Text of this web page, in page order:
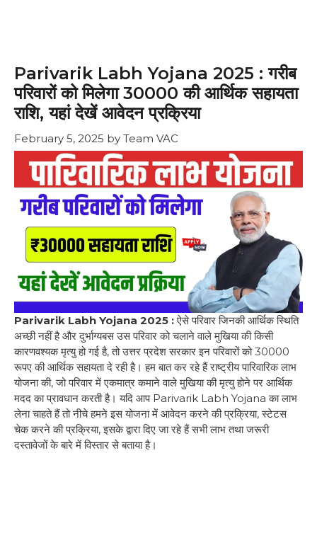
Parivarik Labh Yojana 2025 : गरीब
परिवारों को मिलेगा ₹30000 की आर्थिक सहायता
राशि, यहां देखें आवेदन प्रक्रिया
February 5, 2025 by Team VAC
Parivarik Labh Yojana 2025 :ऐसे परिवार जिनकी आर्थिक स्थिति
अच्छी नहीं है और दुर्भाग्यबस उस परिवार को चलाने वाले मुखिया की किसी
कारणवश्यक मृत्यु हो गई है, तो उत्तर प्रदेश सरकार इन परिवारों को 30000
रूपए की आर्थिक सहायता दे रही है। हम बात कर रहे हैं राष्ट्रीय पारिवारिक लाभ
योजना की, जो परिवार में एकमात्र कमाने वाले मुखिया की मृत्यु होने पर आर्थिक
मदद का प्रावधान करती है। यदि आप Parivarik Labh Yojana का लाभ
लेना चाहते हैं तो नीचे हमने इस योजना में आवेदन करने की प्रक्रिया, स्टेटस
चेक करने की प्रक्रिया, इसके द्वारा दिए जा रहे हैं सभी लाभ तथा जरूरी
दस्तावेजों के बारे में विस्तार से बताया है।